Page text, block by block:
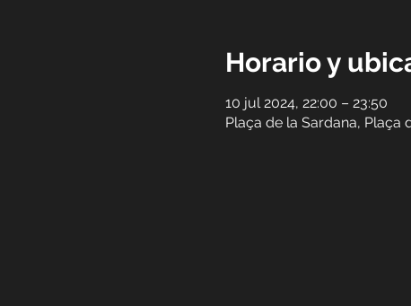
Horario y
10 jul 2024, 22:00 – 23:50
Plaça de la Sardana, Plaça